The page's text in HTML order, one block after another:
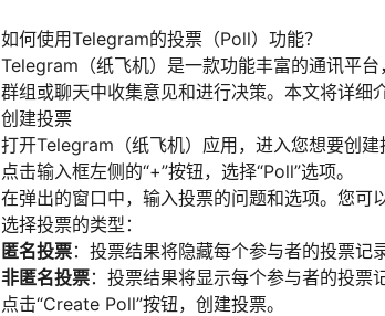
如何使用Telegram的投票（Poll）功能？
Telegram（纸飞机）是一款功能丰富的通讯平
群组或聊天中收集意见和进行决策。本文将详细
创建投票
打开Telegram（纸飞机）应用，进入您想要创建
点击输入框左侧的“+”按钮，选择“Poll”选项。
在弹出的窗口中，输入投票的问题和选项。您可
选择投票的类型：
匿名投票：投票结果将隐藏每个参与者的投票记录
非匿名投票：投票结果将显示每个参与者的投票
点击“Create Poll”按钮，创建投票。